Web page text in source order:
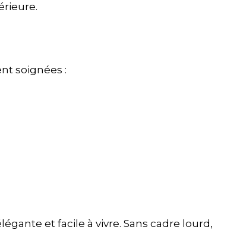
soignées :
et facile à vivre. Sans cadre lourd,